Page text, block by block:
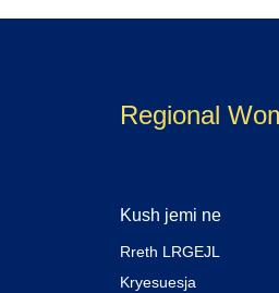
Regional
Kush jemi ne
Rreth LRGEJL
Kryesuesja